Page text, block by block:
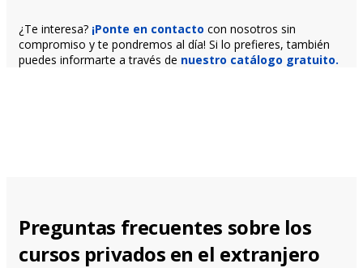
¿Te interesa? ¡Ponte en contacto con nosotros sin
compromiso y te pondremos al día! Si lo prefieres, también
puedes informarte a través de nuestro catálogo gratuito.
Preguntas frecuentes sobre los
cursos privados en el extranjero